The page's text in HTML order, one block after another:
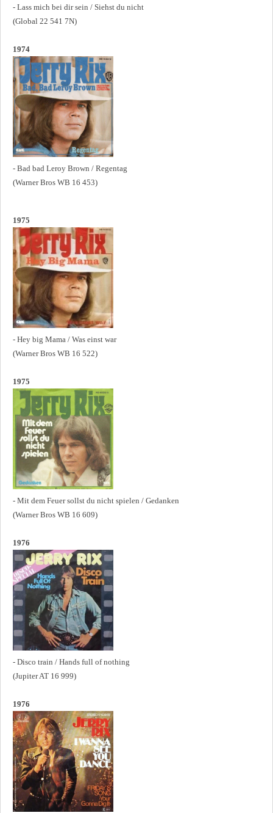
- Lass mich bei dir sein / Siehst du nicht
(Global 22 541 7N)
1974
- Bad bad Leroy Brown / Regentag
(Warner Bros WB 16 453)
1975
- Hey big Mama / Was einst war
(Warner Bros WB 16 522)
1975
- Mit dem Feuer sollst du nicht spielen / Gedanken
(Warner Bros WB 16 609)
1976
- Disco train / Hands full of nothing
(Jupiter AT 16 999)
1976